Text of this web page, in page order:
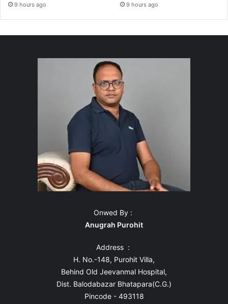
9 hours ago 9 hours ago
Onwed By :
Anugrah Purohit
Address :
H. No.-148, Purohit Villa,
Behind Old Jeevanmal Hospital,
Dist. Balodabazar Bhatapara(C.G.)
Pincode - 493118